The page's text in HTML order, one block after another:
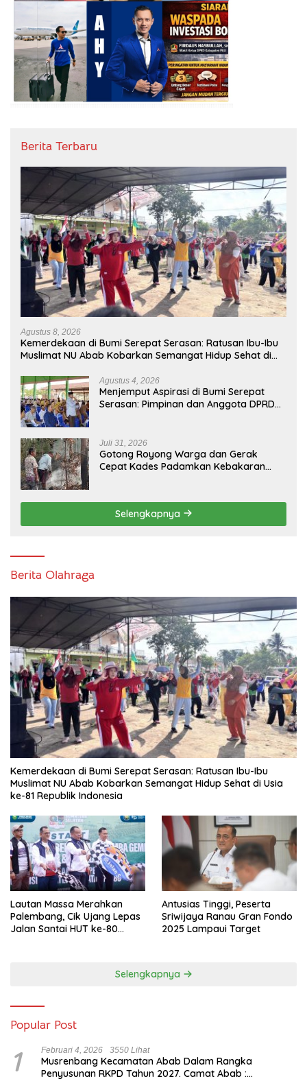
Berita Terbaru
Agustus 8, 2026
Kemerdekaan di Bumi Serepat Serasan: Ratusan Ibu-Ibu
Muslimat NU Abab Kobarkan Semangat Hidup Sehat di
Agustus 4, 2026
Menjemput Aspirasi di Bumi Serepat
Serasan: Pimpinan dan Anggota DPRD
2026
Juli 31, 2026
Gotong Royong Warga dan Gerak
Cepat Kades Padamkan Kebakaran
Selengkapnya
Berita Olahraga
Kemerdekaan di Bumi Serepat Serasan: Ratusan Ibu-Ibu
Muslimat NU Abab Kobarkan Semangat Hidup Sehat di Usia
ke-81 Republik Indonesia
Lautan Massa Merahkan
Palembang, Cik Ujang Lepas
Jalan Santai HUT ke-80
Antusias Tinggi, Peserta
Sriwijaya Ranau Gran Fondo
2025 Lampaui Target
Selengkapnya
Popular Post
1 Februari 4, 2026 3550 Lihat
Musrenbang Kecamatan Abab Dalam Rangka
Penyusunan RKPD Tahun 2027. Camat Abab :